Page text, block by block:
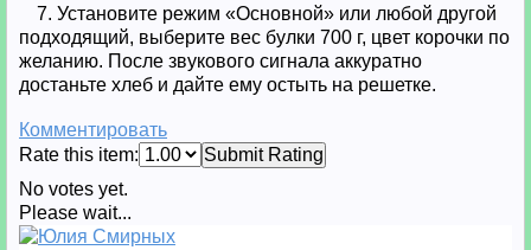
7. Установите режим «Основной» или любой другой
подходящий, выберите вес булки 700 г, цвет корочки по
желанию. После звукового сигнала аккуратно
достаньте хлеб и дайте ему остыть на решетке.
Комментировать
Rate this item:
Submit Rating
No votes yet.
Please wait...